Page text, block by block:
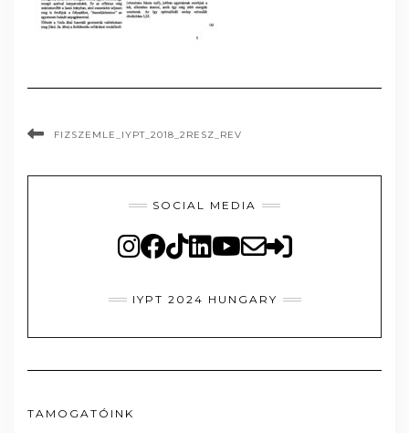
FIZSZEMLE_IYPT_2018_2RESZ_REV
SOCIAL MEDIA
IYPT 2024 HUNGARY
TAMOGATÓINK